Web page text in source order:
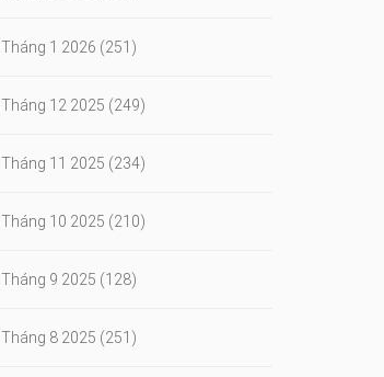
Tháng 1 2026 (251)
Tháng 12 2025 (249)
Tháng 11 2025 (234)
Tháng 10 2025 (210)
Tháng 9 2025 (128)
Tháng 8 2025 (251)